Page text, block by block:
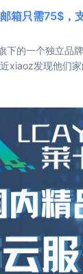
箱只需75$，
下的一个独立品
xiaoz发现他们家
试一下
支持直接注册，